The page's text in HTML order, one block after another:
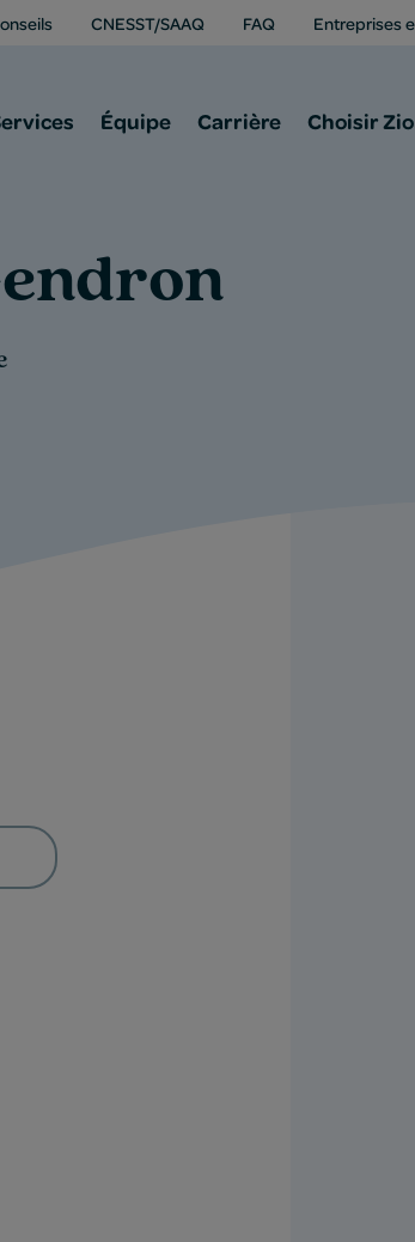
CNESST/SAAQ FAQ Entreprises
Équipe Carrière Choisir Zio